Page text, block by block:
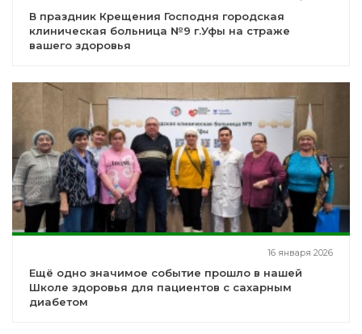
В праздник Крещения Господня городская
клиническая больница №9 г.Уфы на страже
вашего здоровья
16 января 2026
Ещё одно значимое событие прошло в нашей
Школе здоровья для пациентов с сахарным
диабетом